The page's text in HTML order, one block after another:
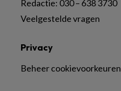
Redactie: 030 – 638 3730
Veelgestelde vragen
Privacy
Beheer cookievoorkeuren